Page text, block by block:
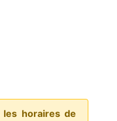
horaires de